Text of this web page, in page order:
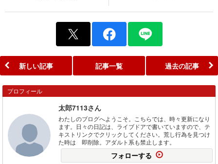
新しい記事 記事一覧 過去の記事
プロフィール
太郎7113さん
わたしのブログへようこそ。こちらでは、時々更新になり
ます。日々の日記は、ライブドアで書いていますので、テ
キストリンクでクリックしてください。荒し行為を見つけ
た時は 即削除。アダルト系も禁止します。
フォローする